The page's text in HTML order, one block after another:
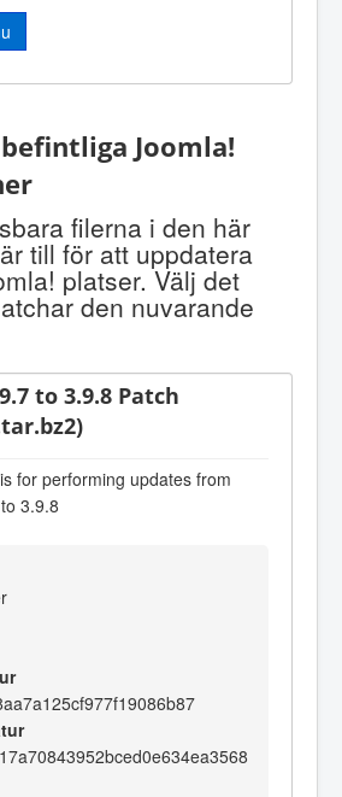
Joomla!
filerna i den här
till för att uppdatera
platser. Välj det
den nuvarande
to 3.9.8 Patch
for performing updates from
3.9.8